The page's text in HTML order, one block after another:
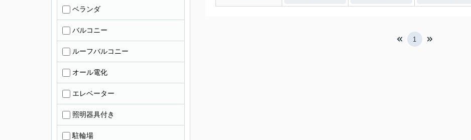
1
ベランダ
バルコニー
ルーフバルコニー
オール電化
エレベーター
照明器具付き
駐輪場